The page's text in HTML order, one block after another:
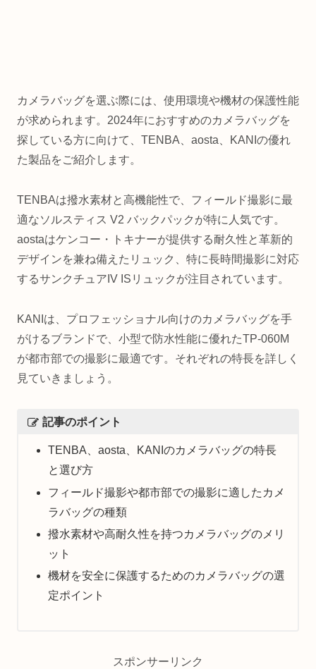
カメラバッグを選ぶ際には、使用環境や機材の保護性能
が求められます。2024年におすすめのカメラバッグを
探している方に向けて、TENBA、aosta、KANIの優れ
た製品をご紹介します。
TENBAは撥水素材と高機能性で、フィールド撮影に最
適なソルスティス V2 バックパックが特に人気です。
aostaはケンコー・トキナーが提供する耐久性と革新的
デザインを兼ね備えたリュック、特に長時間撮影に対応
するサンクチュアIV ISリュックが注目されています。
KANIは、プロフェッショナル向けのカメラバッグを手
がけるブランドで、小型で防水性能に優れたTP-060M
が都市部での撮影に最適です。それぞれの特長を詳しく
見ていきましょう。
記事のポイント
TENBA、aosta、KANIのカメラバッグの特長
と選び方
フィールド撮影や都市部での撮影に適したカメ
ラバッグの種類
撥水素材や高耐久性を持つカメラバッグのメリ
ット
機材を安全に保護するためのカメラバッグの選
定ポイント
スポンサーリンク